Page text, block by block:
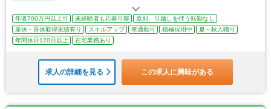
年収700万円以上可 未経験者も応募可能
原則、引越しを伴う転勤なし
産休・育休取得実績有り
スキルアップ 車通勤可 積極採用中
夏～秋入職可
年間休日120日以上
在宅業務あり
求人の詳細を見る この求人に興味がある